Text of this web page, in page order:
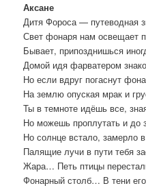
Аксане
Дитя Фороса — путеводная
Свет фонаря нам освещает
Бывает, припозднишься
Домой идя фарватером
Но если вдруг погаснут
На землю опуская мрак и
Ты в темноте идёшь все,
Но можешь проплутать и до
Но солнце встало, замерло
Палящие лучи в пути тебя
Жара… Петь птицы
Фонарный столб… В тени